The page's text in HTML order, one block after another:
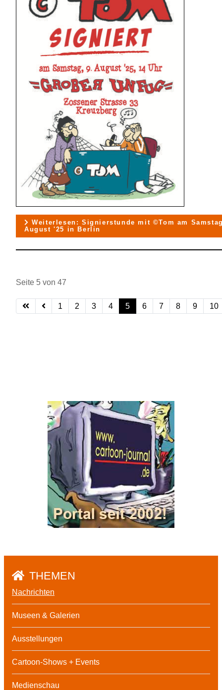
Weiterlesen: Signierstunde mit ©Tom am
August '25 in Berlin
Seite 5 von 47
1 2 3 4 5 6 7 8 9 10
THEMEN
Nachrichten
Museen & Galerien
Ausstellungen
Cartoon-Shows + Events
Medienschau